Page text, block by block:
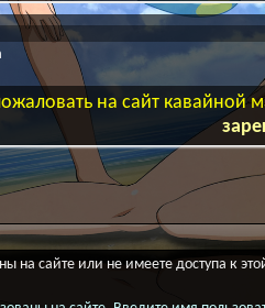
на сайт кавайной
на сайте или не имеете доступа к